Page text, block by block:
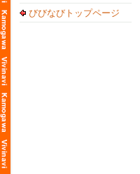
びびなびトップページ